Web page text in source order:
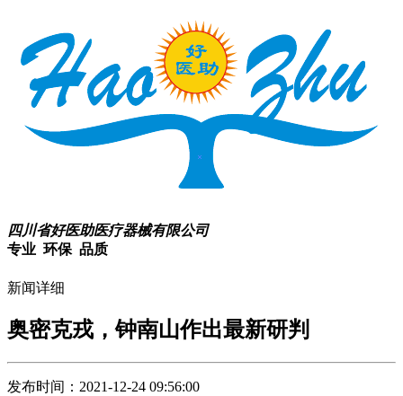
四川省好医助医疗器械有限公司
专业 环保 品质
新闻详细
奥密克戎，钟南山作出最新研判
发布时间：2021-12-24 09:56:00